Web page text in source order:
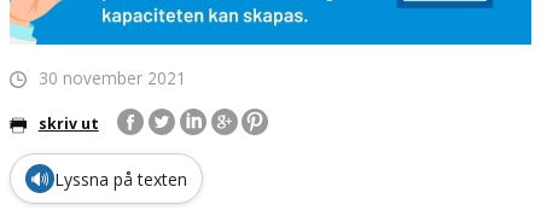
30 november 2021
skriv ut
🔊 Lyssna på texten